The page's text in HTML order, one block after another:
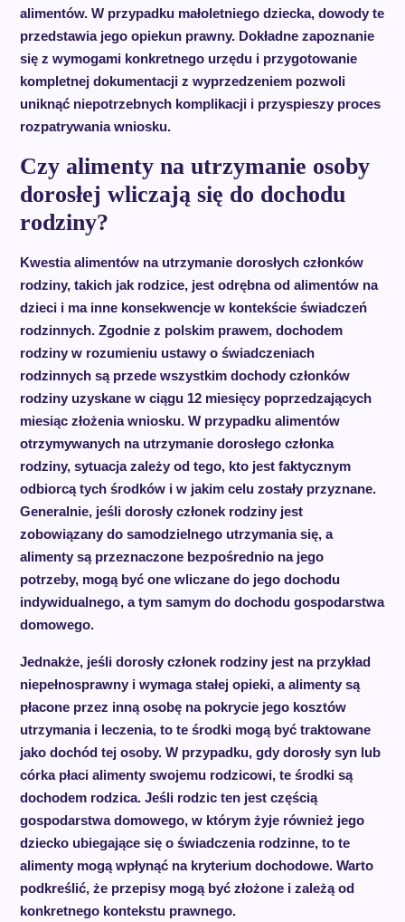
alimentów. W przypadku małoletniego dziecka, dowody te
przedstawia jego opiekun prawny. Dokładne zapoznanie
się z wymogami konkretnego urzędu i przygotowanie
kompletnej dokumentacji z wyprzedzeniem pozwoli
uniknąć niepotrzebnych komplikacji i przyspieszy proces
rozpatrywania wniosku.
Czy alimenty na utrzymanie osoby
dorosłej wliczają się do dochodu
rodziny?
Kwestia alimentów na utrzymanie dorosłych członków
rodziny, takich jak rodzice, jest odrębna od alimentów na
dzieci i ma inne konsekwencje w kontekście świadczeń
rodzinnych. Zgodnie z polskim prawem, dochodem
rodziny w rozumieniu ustawy o świadczeniach
rodzinnych są przede wszystkim dochody członków
rodziny uzyskane w ciągu 12 miesięcy poprzedzających
miesiąc złożenia wniosku. W przypadku alimentów
otrzymywanych na utrzymanie dorosłego członka
rodziny, sytuacja zależy od tego, kto jest faktycznym
odbiorcą tych środków i w jakim celu zostały przyznane.
Generalnie, jeśli dorosły członek rodziny jest
zobowiązany do samodzielnego utrzymania się, a
alimenty są przeznaczone bezpośrednio na jego
potrzeby, mogą być one wliczane do jego dochodu
indywidualnego, a tym samym do dochodu gospodarstwa
domowego.
Jednakże, jeśli dorosły członek rodziny jest na przykład
niepełnosprawny i wymaga stałej opieki, a alimenty są
płacone przez inną osobę na pokrycie jego kosztów
utrzymania i leczenia, to te środki mogą być traktowane
jako dochód tej osoby. W przypadku, gdy dorosły syn lub
córka płaci alimenty swojemu rodzicowi, te środki są
dochodem rodzica. Jeśli rodzic ten jest częścią
gospodarstwa domowego, w którym żyje również jego
dziecko ubiegające się o świadczenia rodzinne, to te
alimenty mogą wpłynąć na kryterium dochodowe. Warto
podkreślić, że przepisy mogą być złożone i zależą od
konkretnego kontekstu prawnego.